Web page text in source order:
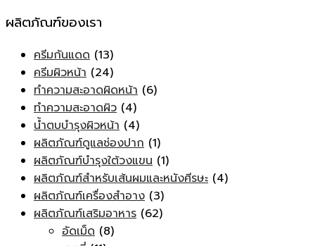
ผลิตภัณฑ์ของเรา
ครีมกันแดด (13)
ครีมผิวหน้า (24)
ทำความสะอาดผิดหน้า (6)
ทำความสะอาดผิว (4)
น้ำตบบำรุงผิวหน้า (4)
ผลิตภัณฑ์ดูแลช่องปาก (1)
ผลิตภัณฑ์บำรุงใต้วงแขน (1)
ผลิตภัณฑ์สำหรับเส้นผมและหนังศีรษะ (4)
ผลิตภัณฑ์เครื่องสำอาง (3)
ผลิตภัณฑ์เสริมอาหาร (62)
อัดเม็ด (8)